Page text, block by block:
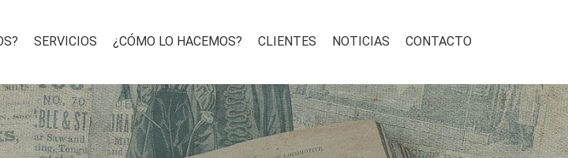
SERVICIOS ¿CÓMO LO HACEMOS? CLIENTES NOTICIAS CONTACTO